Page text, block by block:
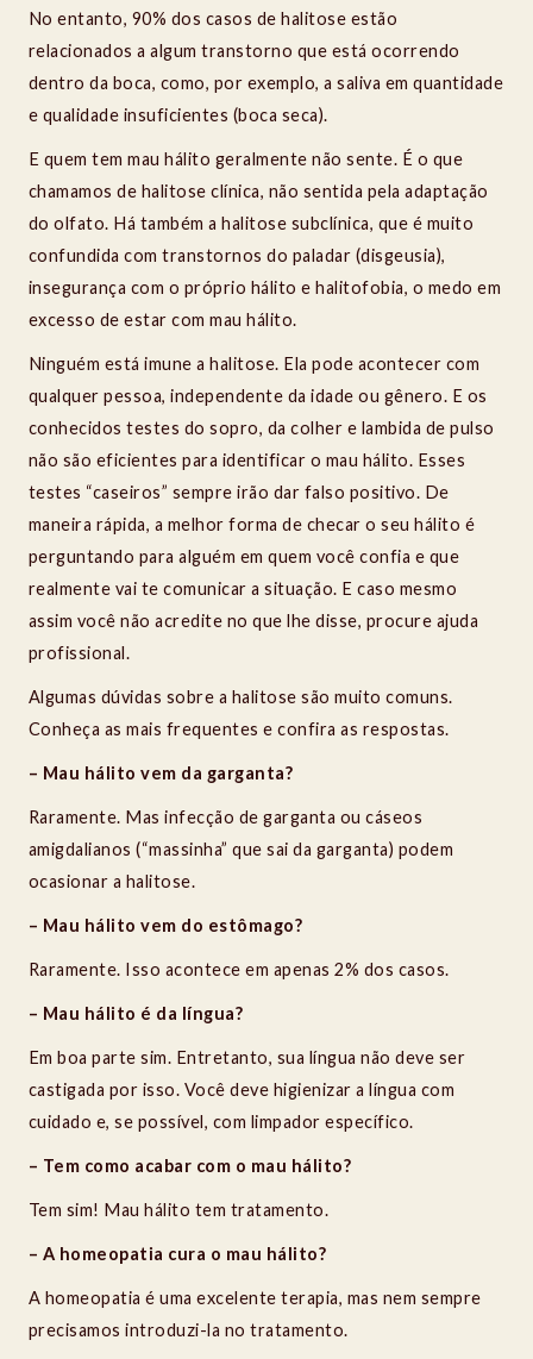
No entanto, 90% dos casos de halitose estão
relacionados a algum transtorno que está ocorrendo
dentro da boca, como, por exemplo, a saliva em quantidade
e qualidade insuficientes (boca seca).
E quem tem mau hálito geralmente não sente. É o que
chamamos de halitose clínica, não sentida pela adaptação
do olfato. Há também a halitose subclínica, que é muito
confundida com transtornos do paladar (disgeusia),
insegurança com o próprio hálito e halitofobia, o medo em
excesso de estar com mau hálito.
Ninguém está imune a halitose. Ela pode acontecer com
qualquer pessoa, independente da idade ou gênero. E os
conhecidos testes do sopro, da colher e lambida de pulso
não são eficientes para identificar o mau hálito. Esses
testes “caseiros” sempre irão dar falso positivo. De
maneira rápida, a melhor forma de checar o seu hálito é
perguntando para alguém em quem você confia e que
realmente vai te comunicar a situação. E caso mesmo
assim você não acredite no que lhe disse, procure ajuda
profissional.
Algumas dúvidas sobre a halitose são muito comuns.
Conheça as mais frequentes e confira as respostas.
– Mau hálito vem da garganta?
Raramente. Mas infecção de garganta ou cáseos
amigdalianos (“massinha” que sai da garganta) podem
ocasionar a halitose.
– Mau hálito vem do estômago?
Raramente. Isso acontece em apenas 2% dos casos.
– Mau hálito é da língua?
Em boa parte sim. Entretanto, sua língua não deve ser
castigada por isso. Você deve higienizar a língua com
cuidado e, se possível, com limpador específico.
– Tem como acabar com o mau hálito?
Tem sim! Mau hálito tem tratamento.
– A homeopatia cura o mau hálito?
A homeopatia é uma excelente terapia, mas nem sempre
precisamos introduzi-la no tratamento.